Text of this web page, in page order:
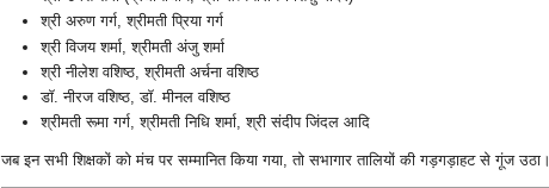
श्री अरुण गर्ग, श्रीमती प्रिया गर्ग
श्री विजय शर्मा, श्रीमती अंजु शर्मा
श्री नीलेश वशिष्ठ, श्रीमती अर्चना वशिष्ठ
डॉ. नीरज वशिष्ठ, डॉ. मीनल वशिष्ठ
श्रीमती रूमा गर्ग, श्रीमती निधि शर्मा, श्री संदीप जिंदल आदि
जब इन सभी शिक्षकों को मंच पर सम्मानित किया गया, तो सभागार तालियों की गड़गड़ाहट से गूंज उठा।